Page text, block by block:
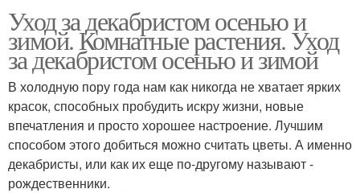
Уход за декабристом осенью и
зимой. Комнатные растения. Уход
за декабристом осенью и зимой
В холодную пору года нам как никогда не хватает ярких
красок, способных пробудить искру жизни, новые
впечатления и просто хорошее настроение. Лучшим
способом этого добиться можно считать цветы. А именно
декабристы, или как их еще по-другому называют -
рождественники.